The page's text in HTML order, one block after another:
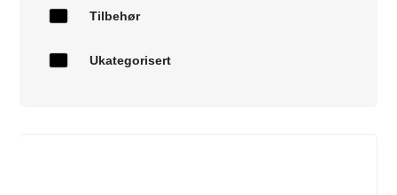
Tilbehør
Ukategorisert